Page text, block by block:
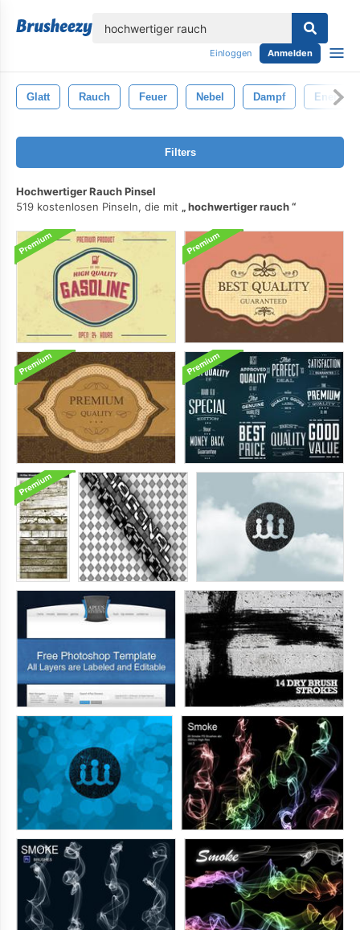
Einloggen Anmelden
Glatt Rauch Feuer Nebel Dampf Energie
Filters
Hochwertiger Rauch Pinsel
519 kostenlosen Pinseln, die mit
hochwertiger rauch